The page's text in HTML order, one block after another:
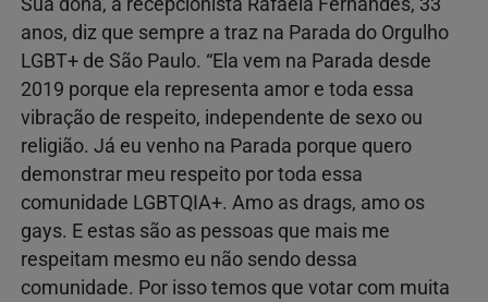
Sua dona, a recepcionista Rafaela Fernandes, 33
anos, diz que sempre a traz na Parada do Orgulho
LGBT+ de São Paulo. “Ela vem na Parada desde
2019 porque ela representa amor e toda essa
vibração de respeito, independente de sexo ou
religião. Já eu venho na Parada porque quero
demonstrar meu respeito por toda essa
comunidade LGBTQIA+. Amo as drags, amo os
gays. E estas são as pessoas que mais me
respeitam mesmo eu não sendo dessa
comunidade. Por isso temos que votar com muita